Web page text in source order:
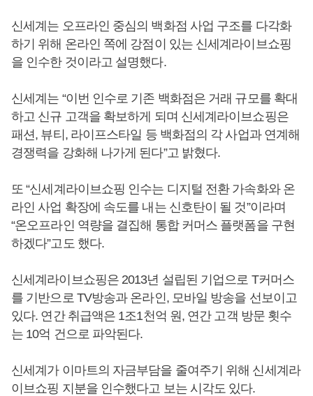
신세계는 오프라인 중심의 백화점 사업 구조를 다각화
하기 위해 온라인 쪽에 강점이 있는 신세계라이브쇼핑
을 인수한 것이라고 설명했다.
신세계는 “이번 인수로 기존 백화점은 거래 규모를 확대
하고 신규 고객을 확보하게 되며 신세계라이브쇼핑은
패션, 뷰티, 라이프스타일 등 백화점의 각 사업과 연계해
경쟁력을 강화해 나가게 된다”고 밝혔다.
또 “신세계라이브쇼핑 인수는 디지털 전환 가속화와 온
라인 사업 확장에 속도를 내는 신호탄이 될 것”이라며
“온오프라인 역량을 결집해 통합 커머스 플랫폼을 구현
하겠다”고도 했다.
신세계라이브쇼핑은 2013년 설립된 기업으로 T커머스
를 기반으로 TV방송과 온라인, 모바일 방송을 선보이고
있다. 연간 취급액은 1조1천억 원, 연간 고객 방문 횟수
는 10억 건으로 파악된다.
신세계가 이마트의 자금부담을 줄여주기 위해 신세계라
이브쇼핑 지분을 인수했다고 보는 시각도 있다.